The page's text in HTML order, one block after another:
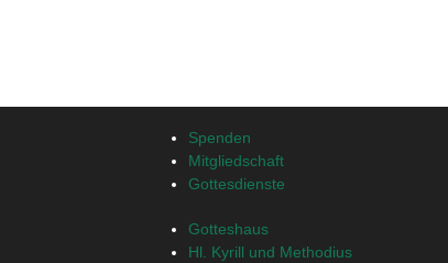
Spenden
Mitgliedschaft
Gottesdienste
Gotteshaus
Hl. Kyrill und Methodius